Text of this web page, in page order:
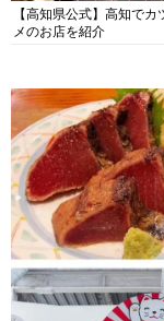
【高知県公式】高知で
メのお店を紹介